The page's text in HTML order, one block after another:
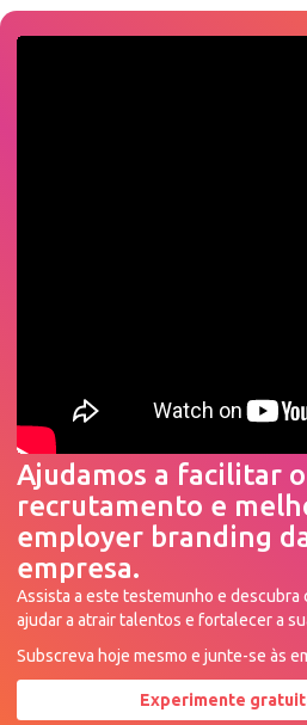
Ajudamos a facilitar o
recrutamento e
employer branding
empresa.
Assista a este testemunho e descubra
ajudar a atrair talentos e fortalecer a
Subscreva hoje mesmo e junte-se às
Experimente